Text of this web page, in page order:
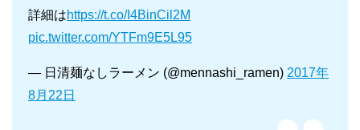
詳細はhttps://t.co/I4BinCil2M
pic.twitter.com/YTFm9E5L95
— 日清麺なしラーメン (@mennashi_ramen) 2017年
8月22日